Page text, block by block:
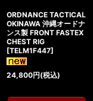
ORDNANCE TACTICAL
OKINAWA 沖縄オードナ
ンス製 FRONT FASTEX
CHEST RIG
[TELM1F447]
24,800円(税込)